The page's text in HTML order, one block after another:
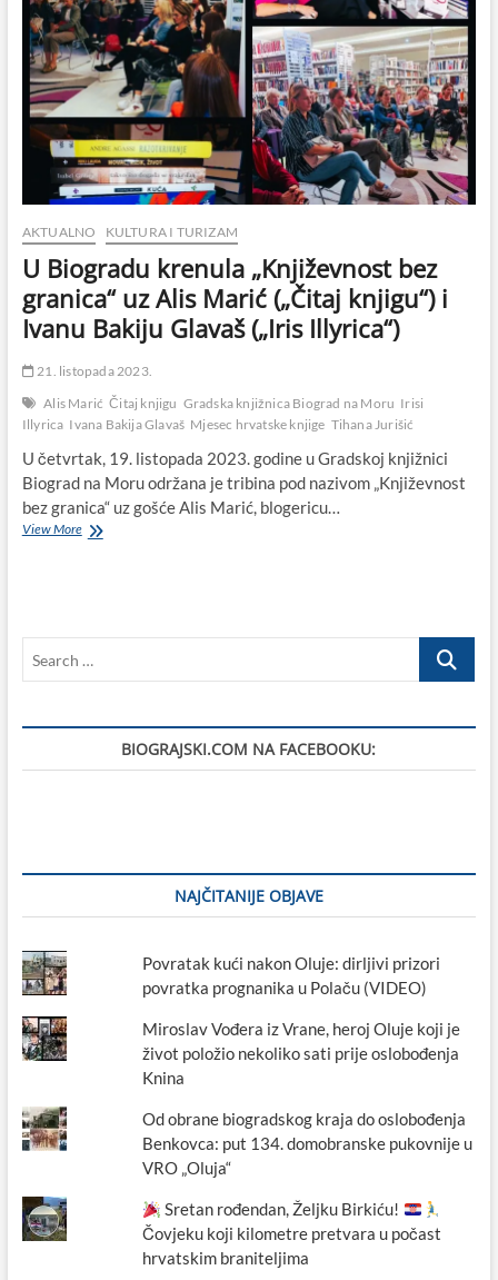
AKTUALNO KULTURA I TURIZAM
U Biogradu krenula „Književnost bez
granica“ uz Alis Marić („Čitaj knjigu“) i
Ivanu Bakiju Glavaš („Iris Illyrica“)
21. listopada 2023.
Alis Marić Čitaj knjigu Gradska knjižnica Biograd na Moru Irisi
Illyrica Ivana Bakija Glavaš Mjesec hrvatske knjige Tihana Jurišić
U četvrtak, 19. listopada 2023. godine u Gradskoj knjižnici
Biograd na Moru održana je tribina pod nazivom „Književnost
bez granica“ uz gošće Alis Marić, blogericu…
View MoreU
Alis
knjigu“)
Ivanu
Search
BIOGRAJSKI.COM NA FACEBOOKU:
NAJČITANIJE OBJAVE
Povratak kući nakon Oluje: dirljivi prizori
povratka prognanika u Polaču (VIDEO)
Miroslav Vođera iz Vrane, heroj Oluje koji je
život položio nekoliko sati prije oslobođenja
Knina
Od obrane biogradskog kraja do oslobođenja
Benkovca: put 134. domobranske pukovnije u
VRO „Oluja“
Sretan rođendan, Željku Birkiću!
Čovjeku koji kilometre pretvara u počast
hrvatskim braniteljima